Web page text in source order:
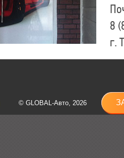
8
г.
8
© GLOBAL-Авто, 2026